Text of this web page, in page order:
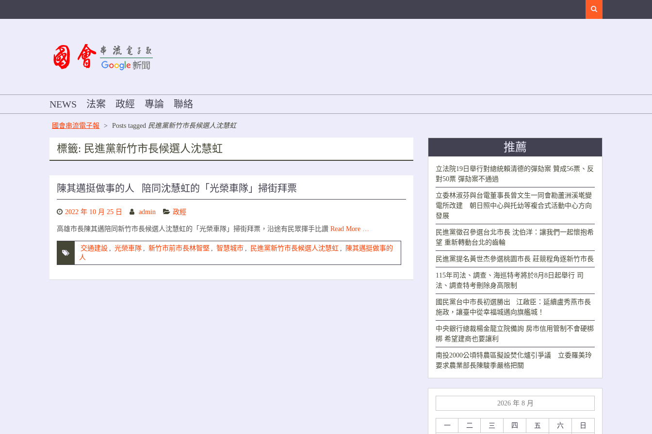
NEWS 法案 政經 專論 聯絡
國會串流電子報 > Posts tagged 民進黨新竹市長候選人沈慧虹
標籤: 民進黨新竹市長候選人沈慧虹
陳其邁挺做事的人 陪同沈慧虹的「光榮車隊」掃街拜票
2022 年 10 月 25 日 admin 政經
高雄市長陳其邁陪同新竹市長候選人沈慧虹的「光榮車隊」掃街拜票，沿途有民眾揮手比讚 Read More …
交通建設 , 光榮車隊 , 新竹市前市長林智堅 , 智慧城市 , 民進黨新竹市長候選人沈慧虹 ,
陳其邁挺做事的
人
推薦
立法院19日舉行對總統賴清德的彈劾案 贊成56票、反
對50票 彈劾案不通過
立委林淑芬與台電董事長曾文生一同會勘蘆洲溪墘變
電所改建 朝日照中心與托幼等複合式活動中心方向
發展
民進黨徵召參選台北市長 沈伯洋：讓我們一起懷抱希
望 重新轉動台北的齒輪
民進黨提名黃世杰參選桃園市長 莊競程角逐新竹市長
115年司法、調查、海巡特考將於8月8日起舉行 司
法、調查特考刪除身高限制
國民黨台中市長初選勝出 江啟臣：延續盧秀燕市長
施政，讓臺中從幸福城邁向旗艦城！
中央銀行總裁楊金龍立院備詢 房市信用管制不會硬梆
梆 希望建商也要讓利
南投2000公頃特農區擬設焚化爐引爭議 立委羅美玲
要求農業部長陳駿季嚴格把關
2026 年 8 月
一 二 三 四 五 六 日